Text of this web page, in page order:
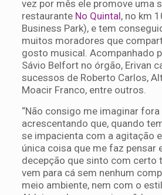
vez por mês ele promove uma
restaurante No Quintal, no km
Business Park), e tem
muitos moradores que
gosto musical. Acompanhado
Sávio Belfort no órgão, Erivan
sucessos de Roberto Carlos,
Moacir Franco, entre outros.
“Não consigo me imaginar fora
acrescentando que, quando
se impacienta com a agitação
única coisa que me faz pensar
decepção que sinto com certo
vem para cá sem nenhum
meio ambiente, nem com o